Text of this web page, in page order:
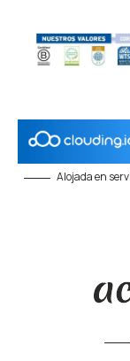
Alojada en